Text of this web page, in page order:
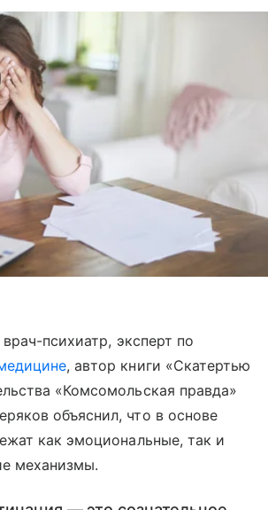
врач-психиатр, эксперт по
, автор книги «Скатертью
«Комсомольская правда»
объяснил, что в основе
как эмоциональные, так и
механизмы.